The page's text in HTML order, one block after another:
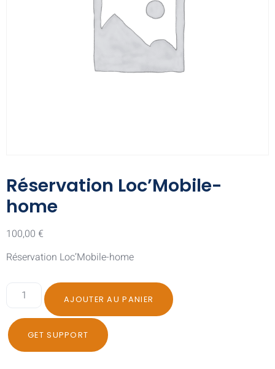
Réservation Loc’Mobile-
home
100,00 €
Réservation Loc’Mobile-home
AJOUTER AU PANIER
GET SUPPORT